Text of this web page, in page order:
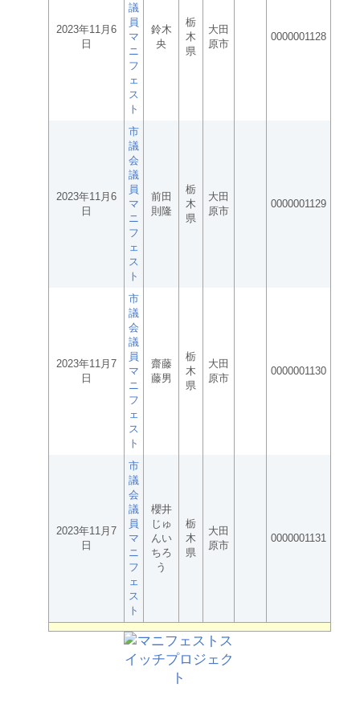
2023年11月6
日
議
員
マ
ニ
フ
ェ
ス
ト
鈴木
央
栃
木
県
大田
原市
0000001128
2023年11月6
日
市
議
会
議
員
マ
ニ
フ
ェ
ス
ト
前田
則隆
栃
木
県
大田
原市
0000001129
2023年11月7
日
市
議
会
議
員
マ
ニ
フ
ェ
ス
ト
齋藤
藤男
栃
木
県
大田
原市
0000001130
2023年11月7
日
市
議
会
議
員
マ
ニ
フ
ェ
ス
ト
櫻井
じゅ
んい
ちろ
う
栃
木
県
大田
原市
0000001131